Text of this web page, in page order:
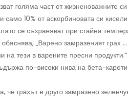
голяма част от жизненоважните
само 10% от аскорбиновата си
се съхраняват при стайна
обяснява, „Варено замразеният
на тези в варените пресни
по-високи нива на бета-
че грахът е друго замразено